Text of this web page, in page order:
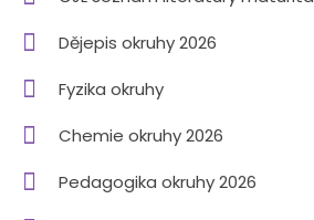
Dějepis okruhy 2026
Fyzika okruhy
Chemie okruhy 2026
Pedagogika okruhy 2026